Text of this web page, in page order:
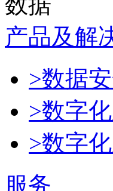
产品及解
>数据
>数字
>数字
服务